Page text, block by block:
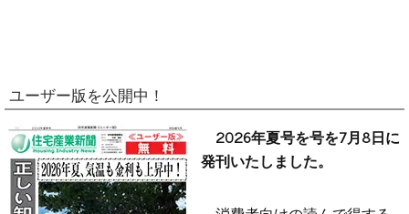
ユーザー版を公開中！
2026年夏号を号を7月8日に
発刊いたしました。